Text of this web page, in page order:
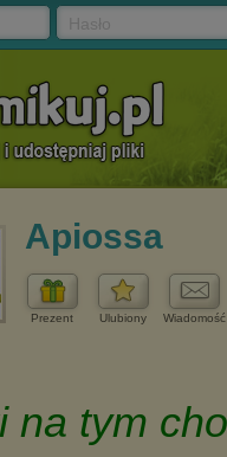
Apiossa
Prezent Ulubiony Wiadomość